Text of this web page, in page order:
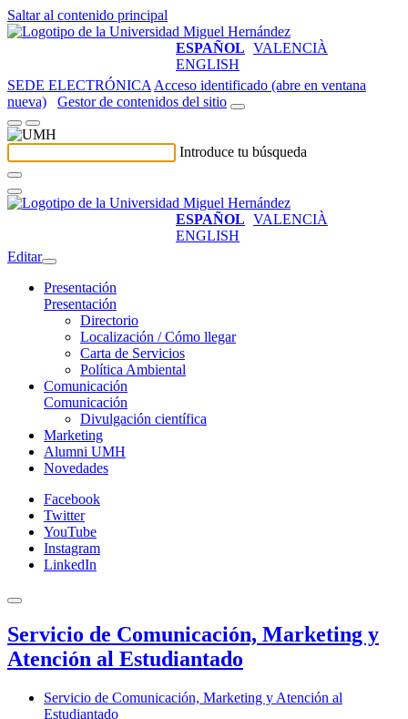
Saltar al contenido principal
ESPAÑOL VALENCIÀ
ENGLISH
SEDE ELECTRÓNICA Acceso identificado (abre en ventana
nueva)
Gestor de contenidos del sitio
Introduce tu búsqueda
ESPAÑOL VALENCIÀ
ENGLISH
Editar
Presentación
Presentación
Directorio
Localización / Cómo llegar
Carta de Servicios
Política Ambiental
Comunicación
Comunicación
Divulgación científica
Marketing
Alumni UMH
Novedades
Facebook
Twitter
YouTube
Instagram
LinkedIn
Servicio de Comunicación, Marketing y
Atención al Estudiantado
Servicio de Comunicación, Marketing y Atención al
Estudiantado